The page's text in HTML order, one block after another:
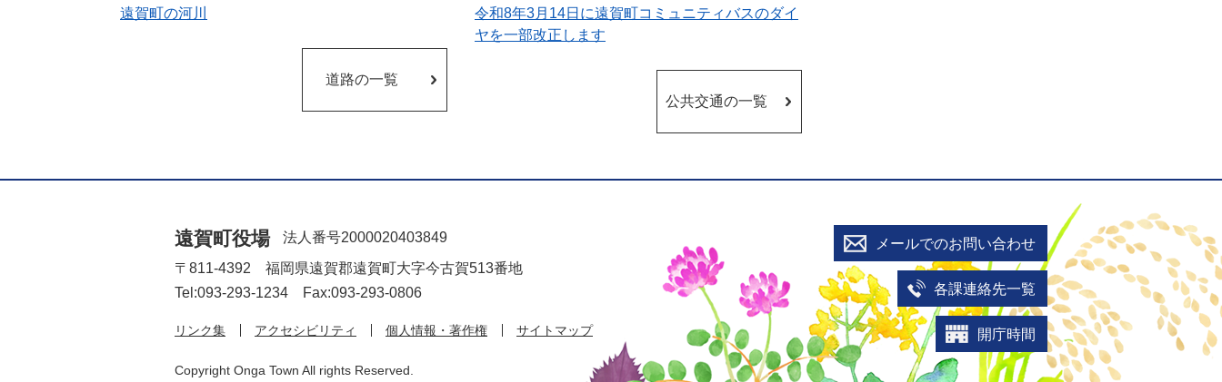
遠賀町の河川
道路の一覧
令和8年3月14日に遠賀町コミュニティバスのダイ
ヤを一部改正します
公共交通の一覧
遠賀町役場
法人番号2000020403849
〒811-4392 福岡県遠賀郡遠賀町大字今古賀513番地
Tel:093-293-1234 Fax:093-293-0806
リンク集 アクセシビリティ 個人情報・著作権 サイトマップ
メールでのお問い合わせ
各課連絡先一覧
開庁時間
Copyright Onga Town All rights Reserved.